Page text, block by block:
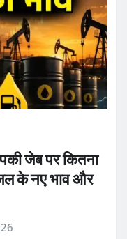
जेब पर कितना
के नए भाव और